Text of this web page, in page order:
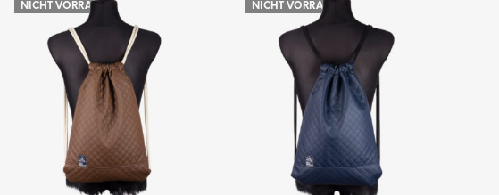
NICHT VORRÄTIG NICHT VORRÄTIG